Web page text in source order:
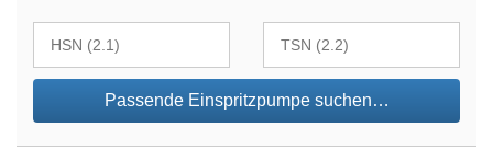
Passende Einspritzpumpe suchen…